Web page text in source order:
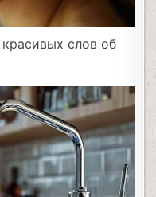
слов об